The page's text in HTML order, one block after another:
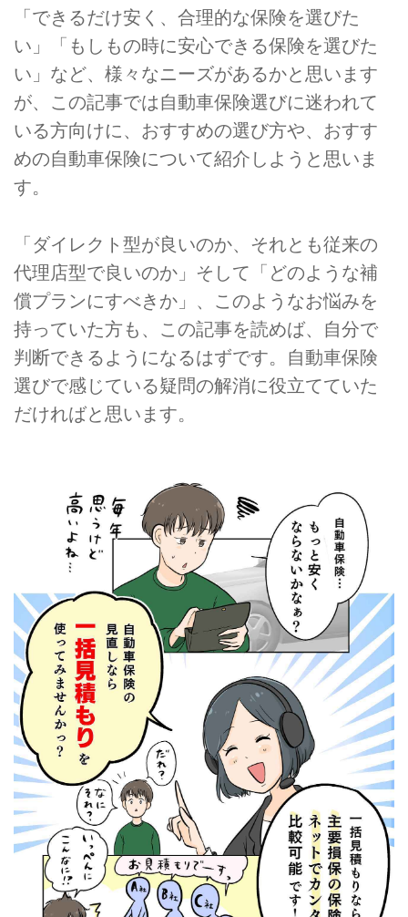
「できるだけ安く、合理的な保険を選びた
い」「もしもの時に安心できる保険を選びた
い」など、様々なニーズがあるかと思います
が、この記事では自動車保険選びに迷われて
いる方向けに、おすすめの選び方や、おすす
めの自動車保険について紹介しようと思いま
す。
「ダイレクト型が良いのか、それとも従来の
代理店型で良いのか」そして「どのような補
償プランにすべきか」、このようなお悩みを
持っていた方も、この記事を読めば、自分で
判断できるようになるはずです。自動車保険
選びで感じている疑問の解消に役立てていた
だければと思います。